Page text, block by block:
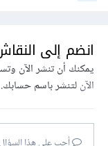
انضم إلى
يمكنك أن تنشر الآن
الآنلتنشر باسم حسابك.